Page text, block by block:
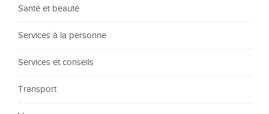
Santé et beauté
Services à la personne
Services et conseils
Transport